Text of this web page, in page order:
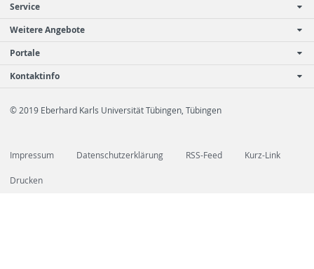
Service
Weitere Angebote
Portale
Kontaktinfo
© 2019 Eberhard Karls Universität Tübingen, Tübingen
Impressum Datenschutzerklärung RSS-Feed Kurz-Link
Drucken